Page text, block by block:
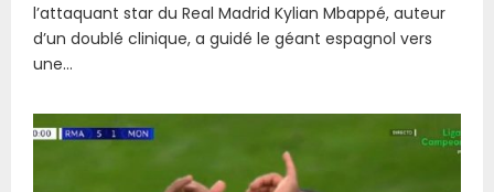
l’attaquant star du Real Madrid Kylian Mbappé, auteur
d’un doublé clinique, a guidé le géant espagnol vers
une...